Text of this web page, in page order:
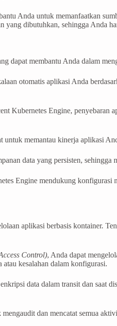
Anda untuk memanfaatkan
yang dibutuhkan, sehingga Anda
dapat membantu Anda dalam
otomatis aplikasi Anda
Kubernetes Engine, penyebaran
untuk memantau kinerja aplikasi
data yang persisten, sehingga
Engine mendukung
aplikasi berbasis kontainer.
Control), Anda dapat
kesalahan dalam konfigurasi.
data dalam transit dan saat
dan mencatat semua